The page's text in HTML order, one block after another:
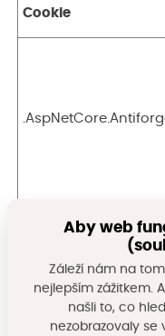
Cookie
cookieConsent
Aby web
Záleží nám na
nejlepším zážitkem.
našli to, co
nezobrazovaly se